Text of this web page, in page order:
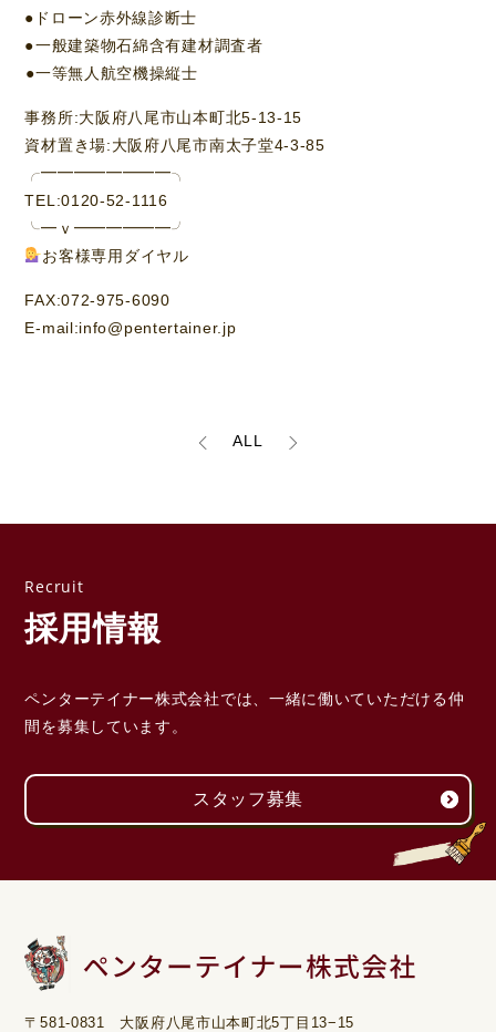
●ドローン赤外線診断士⁡
●⁡一般建築物石綿含有建材調査者⁡
⁡●一等無人航空機操縦士
事務所:大阪府八尾市山本町北5-13-15
資材置き場:大阪府八尾市南太子堂4-3-85
╭━━━━━━━━╮
TEL:0120-52-1116
╰━ｖ━━━━━━╯
お客様専用ダイヤル
FAX:072-975-6090
E-mail:info@pentertainer.jp
ALL
採用情報
ペンターテイナー株式会社では、一緒に働いていただける仲
間を募集しています。
スタッフ募集
〒581-0831 大阪府八尾市山本町北5丁目13−15